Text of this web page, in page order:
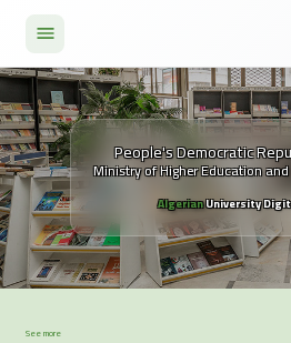
People's Democratic
Ministry of Higher Education
AlgerianUniversity
See more